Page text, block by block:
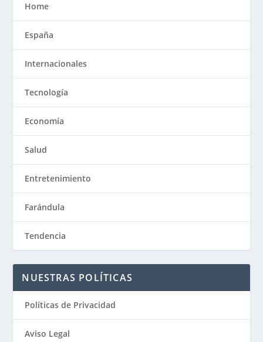
Home
España
Internacionales
Tecnología
Economía
Salud
Entretenimiento
Farándula
Tendencia
NUESTRAS POLÍTICAS
Políticas de Privacidad
Aviso Legal